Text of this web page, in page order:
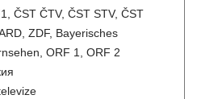
ČST ČTV, ČST STV, ČST
ZDF, Bayerisches
ORF 1, ORF 2